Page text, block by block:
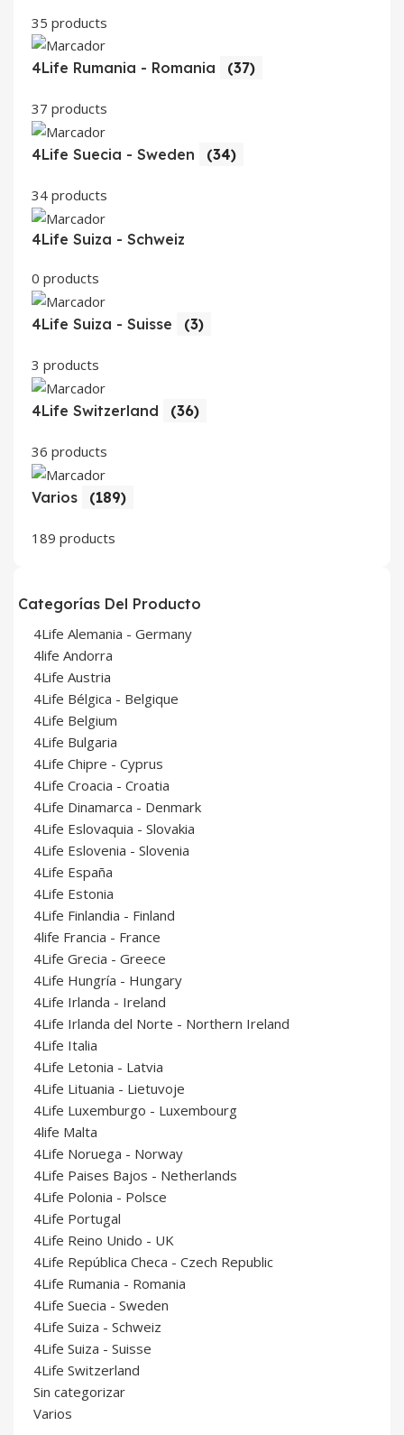
35 products
4Life Rumania - Romania (37)
37 products
4Life Suecia - Sweden (34)
34 products
4Life Suiza - Schweiz
0 products
4Life Suiza - Suisse (3)
3 products
4Life Switzerland (36)
36 products
Varios (189)
189 products
Categorías Del Producto
4Life Alemania - Germany
4life Andorra
4Life Austria
4Life Bélgica - Belgique
4Life Belgium
4Life Bulgaria
4Life Chipre - Cyprus
4Life Croacia - Croatia
4Life Dinamarca - Denmark
4Life Eslovaquia - Slovakia
4Life Eslovenia - Slovenia
4Life España
4Life Estonia
4Life Finlandia - Finland
4life Francia - France
4Life Grecia - Greece
4Life Hungría - Hungary
4Life Irlanda - Ireland
4Life Irlanda del Norte - Northern Ireland
4Life Italia
4Life Letonia - Latvia
4Life Lituania - Lietuvoje
4Life Luxemburgo - Luxembourg
4life Malta
4Life Noruega - Norway
4Life Paises Bajos - Netherlands
4Life Polonia - Polsce
4Life Portugal
4Life Reino Unido - UK
4Life República Checa - Czech Republic
4Life Rumania - Romania
4Life Suecia - Sweden
4Life Suiza - Schweiz
4Life Suiza - Suisse
4Life Switzerland
Sin categorizar
Varios